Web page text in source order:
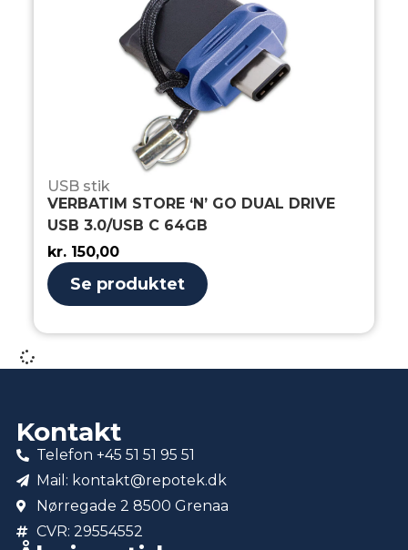
USB stik
VERBATIM STORE ‘N’ GO DUAL DRIVE
USB 3.0/USB C 64GB
kr. 150,00
Se produktet
Kontakt
Telefon +45 51 51 95 51
Mail: kontakt@repotek.dk
Nørregade 2 8500 Grenaa
CVR: 29554552